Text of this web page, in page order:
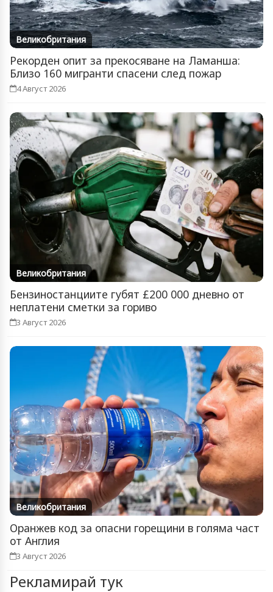
Великобритания
Рекорден опит за прекосяване на Ламанша:
Близо 160 мигранти спасени след пожар
4 Август 2026
Великобритания
Бензиностанциите губят £200 000 дневно от
неплатени сметки за гориво
3 Август 2026
Великобритания
Оранжев код за опасни горещини в голяма част
от Англия
3 Август 2026
Рекламирай тук